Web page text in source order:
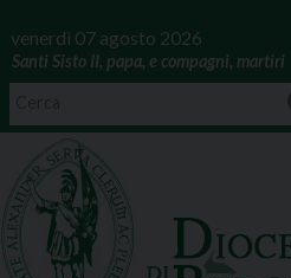
venerdì 07 agosto 2026
Santi Sisto II, papa, e compagni, martiri